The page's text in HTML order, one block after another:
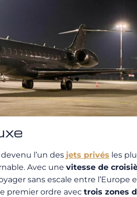
l’un des jets privés les
Avec une vitesse de
sans escale entre
premier ordre avec trois zones